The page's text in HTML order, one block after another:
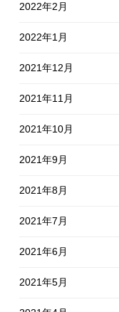
2022年2月
2022年1月
2021年12月
2021年11月
2021年10月
2021年9月
2021年8月
2021年7月
2021年6月
2021年5月